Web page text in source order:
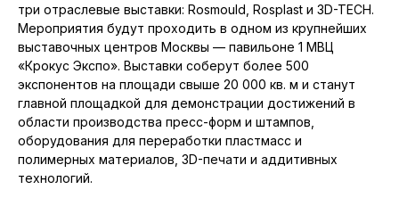
три отраслевые выставки: Rosmould, Rosplast и 3D-TECH.
Мероприятия будут проходить в одном из крупнейших
выставочных центров Москвы — павильоне 1 МВЦ
«Крокус Экспо». Выставки соберут более 500
экспонентов на площади свыше 20 000 кв. м и станут
главной площадкой для демонстрации достижений в
области производства пресс-форм и штампов,
оборудования для переработки пластмасс и
полимерных материалов, 3D-печати и аддитивных
технологий.